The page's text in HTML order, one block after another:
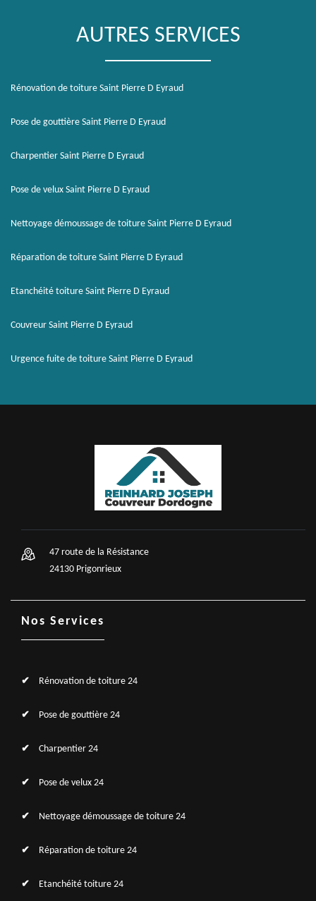
AUTRES SERVICES
Rénovation de toiture Saint Pierre D Eyraud
Pose de gouttière Saint Pierre D Eyraud
Charpentier Saint Pierre D Eyraud
Pose de velux Saint Pierre D Eyraud
Nettoyage démoussage de toiture Saint Pierre D Eyraud
Réparation de toiture Saint Pierre D Eyraud
Etanchéité toiture Saint Pierre D Eyraud
Couvreur Saint Pierre D Eyraud
Urgence fuite de toiture Saint Pierre D Eyraud
47 route de la Résistance
24130 Prigonrieux
Nos Services
Rénovation de toiture 24
Pose de gouttière 24
Charpentier 24
Pose de velux 24
Nettoyage démoussage de toiture 24
Réparation de toiture 24
Etanchéité toiture 24